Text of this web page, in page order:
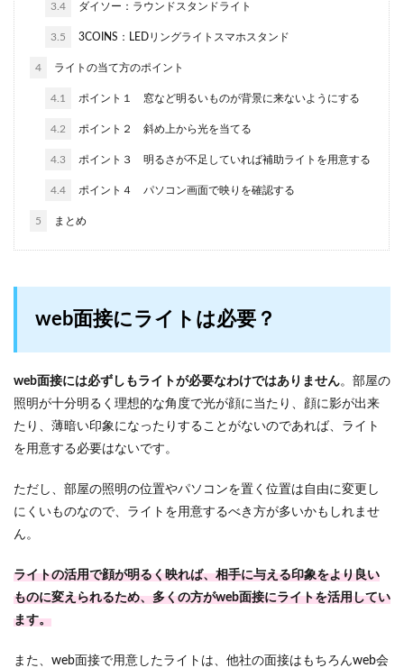
3.4 ダイソー：ラウンドスタンドライト
3.5 3COINS：LEDリングライトスマホスタンド
4 ライトの当て方のポイント
4.1 ポイント１ 窓など明るいものが背景に来ないようにする
4.2 ポイント２ 斜め上から光を当てる
4.3 ポイント３ 明るさが不足していれば補助ライトを用意する
4.4 ポイント４ パソコン画面で映りを確認する
5 まとめ
web面接にライトは必要？
web面接には必ずしもライトが必要なわけではありません。部屋の
照明が十分明るく理想的な角度で光が顔に当たり、顔に影が出来
たり、薄暗い印象になったりすることがないのであれば、ライト
を用意する必要はないです。
ただし、部屋の照明の位置やパソコンを置く位置は自由に変更し
にくいものなので、ライトを用意するべき方が多いかもしれませ
ん。
ライトの活用で顔が明るく映れば、相手に与える印象をより良い
ものに変えられるため、多くの方がweb面接にライトを活用してい
ます。
また、web面接で用意したライトは、他社の面接はもちろんweb会